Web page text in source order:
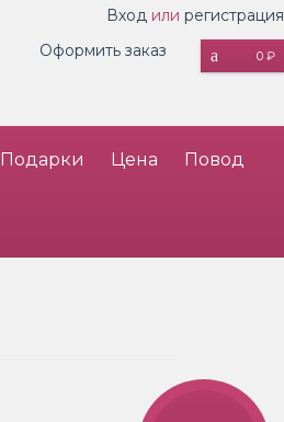
Вход или регистрация
0 ₽
Оформить заказ
Подарки Цена Повод